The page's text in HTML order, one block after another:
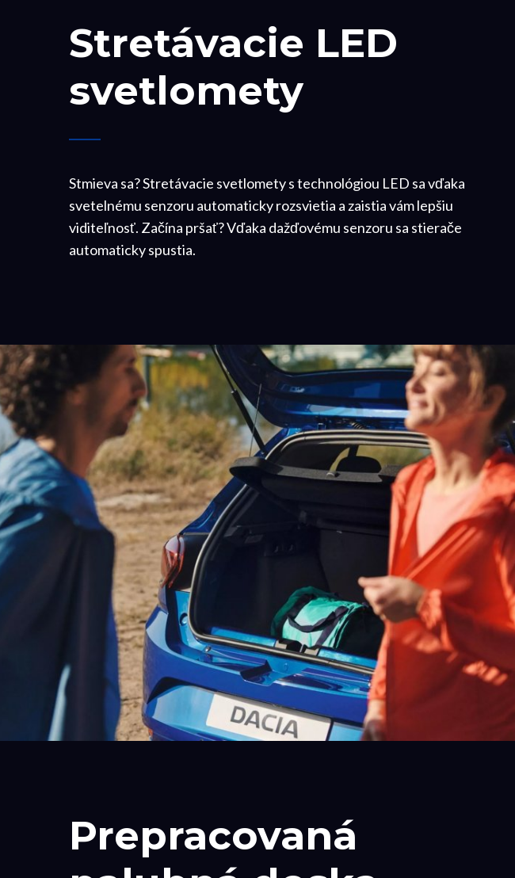
Stretávacie LED
svetlomety
Stmieva sa? Stretávacie svetlomety s technológiou LED sa vďaka
svetelnému senzoru automaticky rozsvietia a zaistia vám lepšiu
viditeľnosť. Začína pršať? Vďaka dažďovému senzoru sa stierače
automaticky spustia.
Prepracovaná